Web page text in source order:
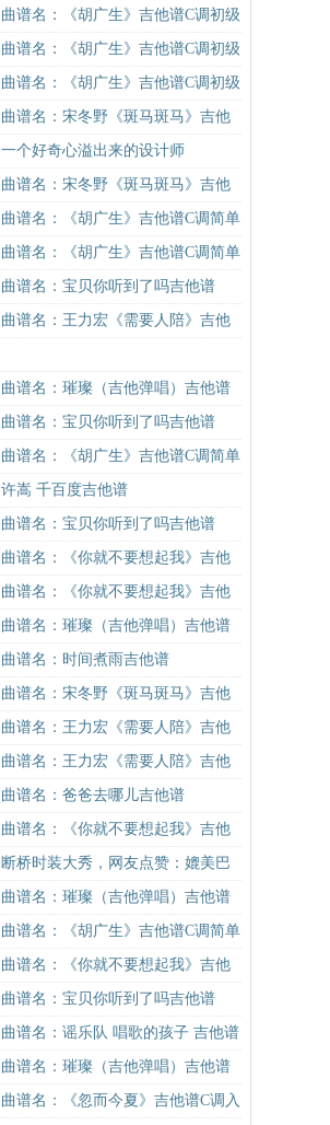
门版 苏打绿 高音教编配吉他谱
曲谱名：《胡广生》吉他谱C调初级
进阶版（酷音小伟吉他弹唱教学）
吉他谱
曲谱名：《胡广生》吉他谱C调初级
进阶版（酷音小伟吉他弹唱教学）
吉他谱
曲谱名：《胡广生》吉他谱C调初级
进阶版（酷音小伟吉他弹唱教学）
吉他谱
曲谱名：宋冬野《斑马斑马》吉他
谱C调简单版（酷音小伟吉他教学）
吉他谱
一个好奇心溢出来的设计师
曲谱名：宋冬野《斑马斑马》吉他
谱C调简单版（酷音小伟吉他教学）
吉他谱
曲谱名：《胡广生》吉他谱C调简单
版（酷音小伟吉他弹唱教学）吉他
谱
曲谱名：《胡广生》吉他谱C调简单
版（酷音小伟吉他弹唱教学）吉他
谱
曲谱名：宝贝你听到了吗吉他谱
曲谱名：王力宏《需要人陪》吉他
他谱
曲谱名：璀璨（吉他弹唱）吉他谱
曲谱名：宝贝你听到了吗吉他谱
曲谱名：《胡广生》吉他谱C调简单
版（酷音小伟吉他弹唱教学）吉他
谱
许嵩 千百度吉他谱
曲谱名：宝贝你听到了吗吉他谱
曲谱名：《你就不要想起我》吉他
谱C调简单版吉他谱
曲谱名：《你就不要想起我》吉他
谱C调简单版吉他谱
曲谱名：璀璨（吉他弹唱）吉他谱
曲谱名：时间煮雨吉他谱
曲谱名：宋冬野《斑马斑马》吉他
谱G调初级进阶版（酷音小伟吉他教
学）吉他谱
曲谱名：王力宏《需要人陪》吉他
谱C调原版（酷音小伟吉他教学）吉
他谱
曲谱名：王力宏《需要人陪》吉他
谱C调原版（酷音小伟吉他教学）吉
他谱
曲谱名：爸爸去哪儿吉他谱
曲谱名：《你就不要想起我》吉他
谱C调简单版吉他谱
断桥时装大秀，网友点赞：媲美巴
黎时装周
曲谱名：璀璨（吉他弹唱）吉他谱
曲谱名：《胡广生》吉他谱C调简单
版（酷音小伟吉他弹唱教学）吉他
谱
曲谱名：《你就不要想起我》吉他
谱C调简单版吉他谱
曲谱名：宝贝你听到了吗吉他谱
曲谱名：谣乐队 唱歌的孩子 吉他谱
吉他谱
曲谱名：璀璨（吉他弹唱）吉他谱
曲谱名：《忽而今夏》吉他谱C调入